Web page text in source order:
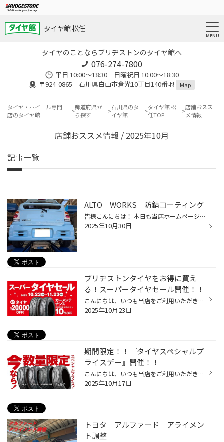
タイヤ館 松任
タイヤのことならブリヂストンのタイヤ館へ
076-274-7800
平日 10:00～18:30 日曜祝日 10:00～18:30
〒924-0865 石川県白山市倉光10丁目140番地
Map
タイヤ・ホイール専門
店のタイヤ館
都道府県か
ら探す
石川県のタ
イヤ館
タイヤ館 松
任TOP
店舗おスス
メ情報
店舗おススメ情報 / 2025年10月
記事一覧
ALTO WORKS 防錆コーティング
皆様こんにちは！ 本日も当店ホームページをご覧いただきましてありがとうございます。 本日は アルト ワークス の下廻り防錆コーティングをご紹介です。 大切なお車、サビの発生・進行を抑制して長くきれいな状態を保ちませんか？ ご依頼ありがとうございました。
2025年10月30日
ブリヂストンタイヤをお得に買え
る！スーパータイヤセール開催！！
こんにちは、いつも当店をご利用いただきましてありがとうございます。 コクピット・タイヤ館では、ブリヂストンタイヤをお得に買える！ スーパータイヤセールを開催いたします！ ブリヂストンのタイヤを4本ご購入で最大20,000OFF！ タイヤをお得にご購入頂けるチャンスです！ 夏タイヤの交換やスタ...
2025年10月23日
期間限定！！『タイヤスペシャルプ
ライスデー』開催！！
こんにちは、いつも当店をご利用いただきましてありがとうございます。 本日より、コクピット・タイヤ館におきまして、 期間限定！ サイズ限定！！ 数量限定！！！ お得にお買い求めいただける、「タイヤスペシャルプライスデー」がスタートします！ お得なタイヤのご紹介！！ ワゴンR、N-BOX、タン...
2025年10月17日
トヨタ アルファード アライメン
ト調整